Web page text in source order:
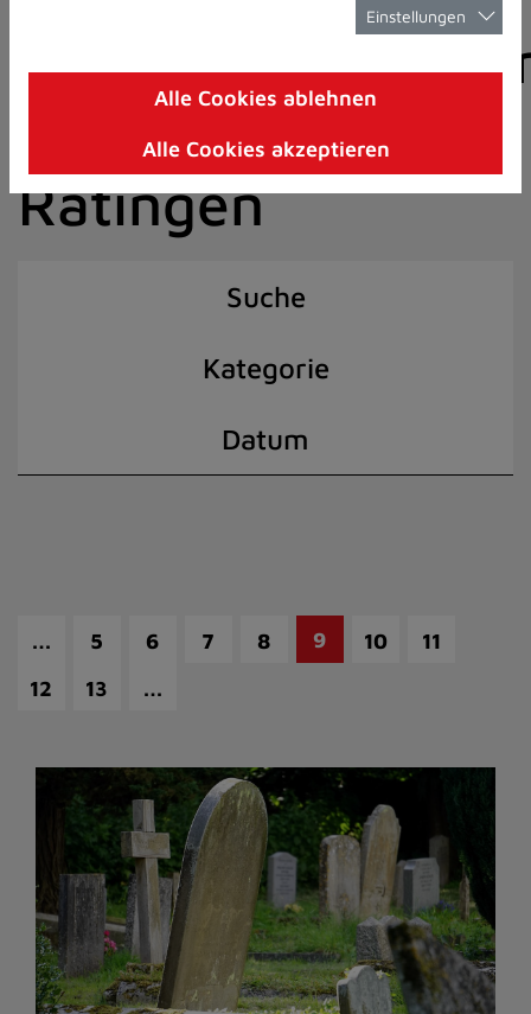
8)
I)
der Stadt
Ratingen
Suche
Kategorie
Datum
… 5 6 7 8 9 10
11
12
13 …
Einstellungen
Alle Cookies ablehnen
Alle Cookies akzeptieren